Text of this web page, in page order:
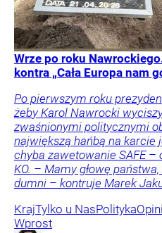
Wrze po roku
kontra „Cała Europa nam
Po pierwszym roku
żeby Karol Nawrocki
zwaśnionymi politycznymi
największą hańbą na karcie
chyba zawetowanie SAFE
KO. – Mamy głowę
dumni – kontruje Marek
KrajTylko u NasPolityka
Wprost